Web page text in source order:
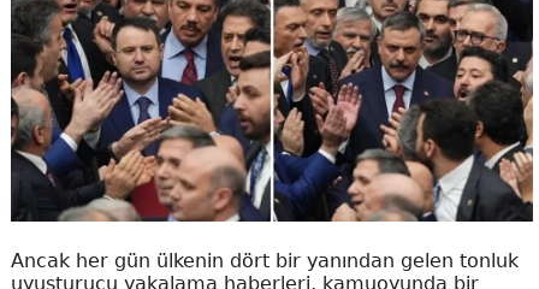
Ancak her gün ülkenin dört bir yanından gelen tonluk
uyuşturucu yakalama haberleri, kamuoyunda bir